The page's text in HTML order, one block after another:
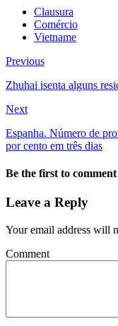
Clausura
Comércio
Vietname
Previous
Zhuhai isenta alguns
Next
Espanha. Número de
por cento em três dias
Be the first to comment
Leave a Reply
Your email address will
Comment